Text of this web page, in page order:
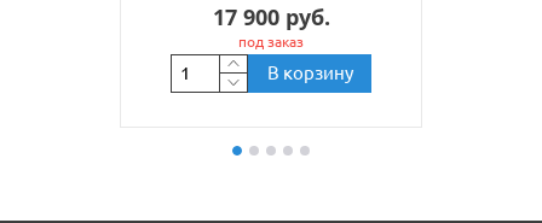
17 900 руб.
под заказ
В корзину